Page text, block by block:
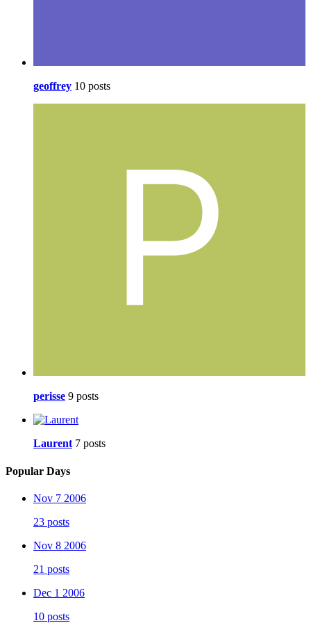
geoffrey 10 posts
perisse 9 posts
Laurent 7 posts
Popular Days
Nov 7 2006
23 posts
Nov 8 2006
21 posts
Dec 1 2006
10 posts